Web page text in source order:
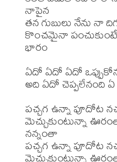
నాపైన
తన గుబులు నేను నా
కొంచమైనా
భారం
ఏదో ఏదో ఏదో
అది ఏదో చెప్పలేనంది
పచ్చగ ఉన్నా పూదోట
మెచ్చుకుంటున్నా
నన్నంతా
పచ్చగ ఉన్నా పూదోట